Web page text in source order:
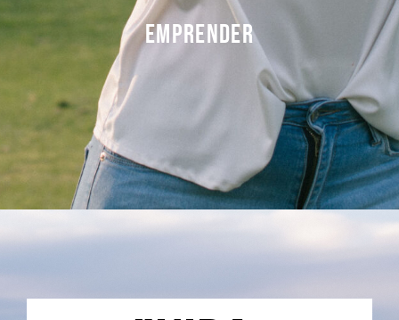
sin un mindset apropiado, es imposible
volvernos personas de valor que aporten
Emprender
tenes que ser mas fuerte que tus miedos, y
jugártela por vos.